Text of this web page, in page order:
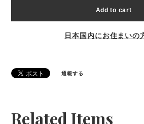
Add to cart
日本国内にお住まいの
通報する
Related Items